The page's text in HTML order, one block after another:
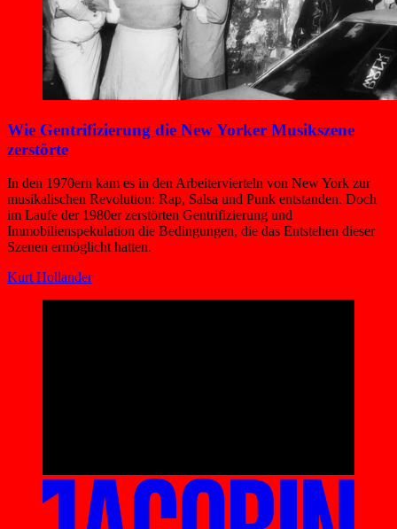
Wie Gentrifizierung die New Yorker Musikszene
zerstörte
In den 1970ern kam es in den Arbeitervierteln von New York zur
musikalischen Revolution: Rap, Salsa und Punk entstanden. Doch
im Laufe der 1980er zerstörten Gentrifizierung und
Immobilienspekulation die Bedingungen, die das Entstehen dieser
Szenen ermöglicht hatten.
Kurt Hollander